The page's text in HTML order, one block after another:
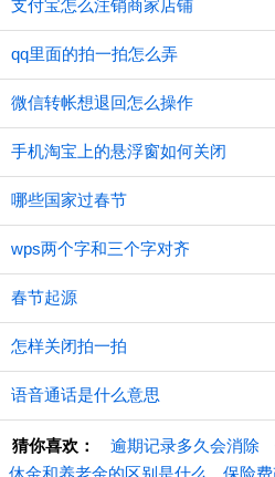
支付宝怎么注销商家店铺
qq里面的拍一拍怎么弄
微信转帐想退回怎么操作
手机淘宝上的悬浮窗如何关闭
哪些国家过春节
wps两个字和三个字对齐
春节起源
怎样关闭拍一拍
语音通话是什么意思
猜你喜欢： 逾期记录多久会消除
休金和养老金的区别是什么
保险